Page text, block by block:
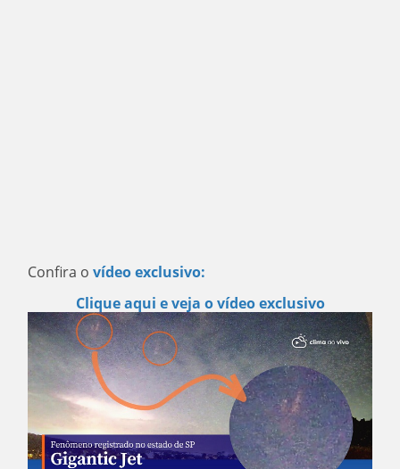
Confira o vídeo exclusivo:
Clique aqui e veja o vídeo exclusivo